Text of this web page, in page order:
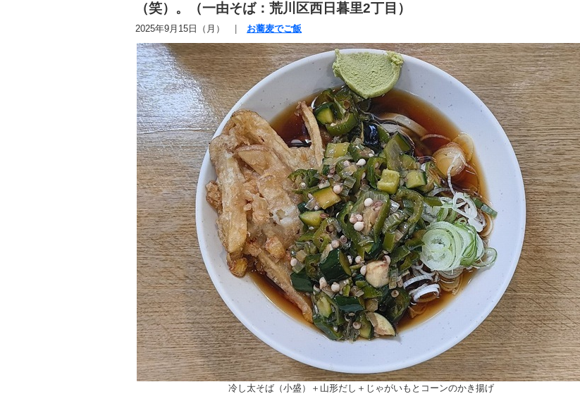
（笑）。（一由そば：荒川区西日暮里2丁目）
2025年9月15日（月） お蕎麦でご飯
冷し太そば（小盛）＋山形だし＋じゃがいもとコーンのかき揚げ